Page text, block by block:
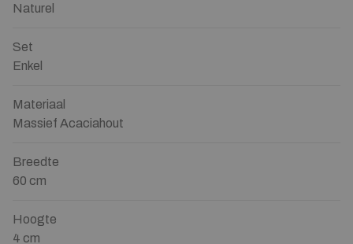
Naturel
Set
Enkel
Materiaal
Massief Acaciahout
Breedte
60 cm
Hoogte
4 cm